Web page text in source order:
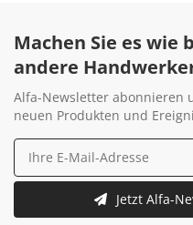
Machen Sie es wie
andere
Alfa-Newsletter abonnieren
neuen Produkten und
Jetzt Alfa-